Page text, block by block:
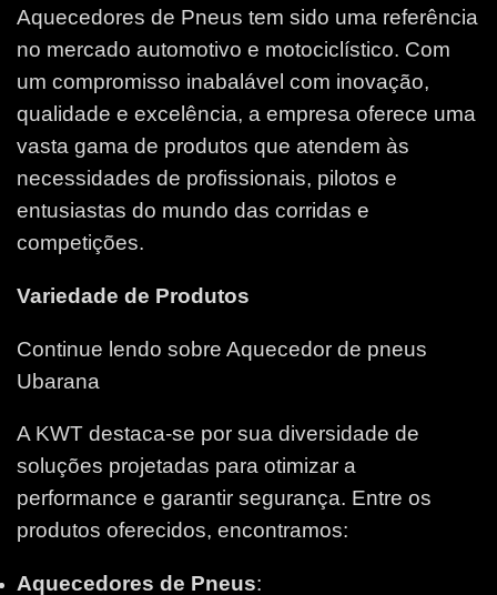
Aquecedores de Pneus tem sido uma referência
no mercado automotivo e motociclístico. Com
um compromisso inabalável com inovação,
qualidade e excelência, a empresa oferece uma
vasta gama de produtos que atendem às
necessidades de profissionais, pilotos e
entusiastas do mundo das corridas e
competições.
Variedade de Produtos
Continue lendo sobre Aquecedor de pneus
Ubarana
A KWT destaca-se por sua diversidade de
soluções projetadas para otimizar a
performance e garantir segurança. Entre os
produtos oferecidos, encontramos:
Aquecedores de Pneus: